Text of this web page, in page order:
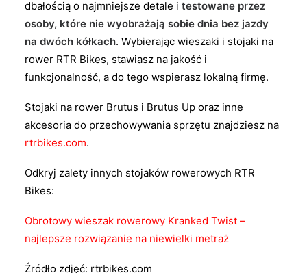
dbałością o najmniejsze detale i testowane przez
osoby, które nie wyobrażają sobie dnia bez jazdy
na dwóch kółkach. Wybierając wieszaki i stojaki na
rower RTR Bikes, stawiasz na jakość i
funkcjonalność, a do tego wspierasz lokalną firmę.
Stojaki na rower Brutus i Brutus Up oraz inne
akcesoria do przechowywania sprzętu znajdziesz na
rtrbikes.com.
Odkryj zalety innych stojaków rowerowych RTR
Bikes:
Obrotowy wieszak rowerowy Kranked Twist –
najlepsze rozwiązanie na niewielki metraż
Źródło zdjęć: rtrbikes.com